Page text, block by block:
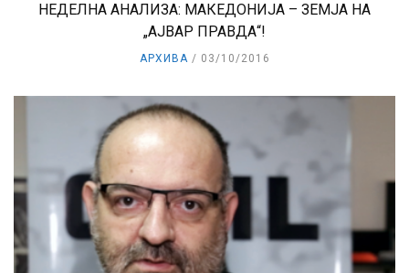
НЕДЕЛНА АНАЛИЗА: МАКЕДОНИЈА – ЗЕМЈА НА
„АЈВАР ПРАВДА“!
АРХИВА 03/10/2016